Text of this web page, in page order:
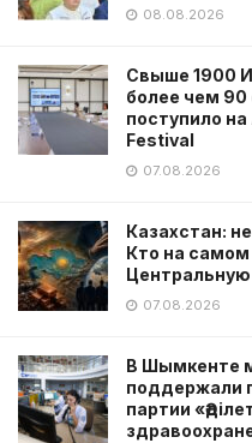
08.08.2026
Свыше 1900
более чем 90
поступило
Festival
07.08.2026
Казахстан:
Кто на
07.08.2026
В Шымкенте
поддержали
партии